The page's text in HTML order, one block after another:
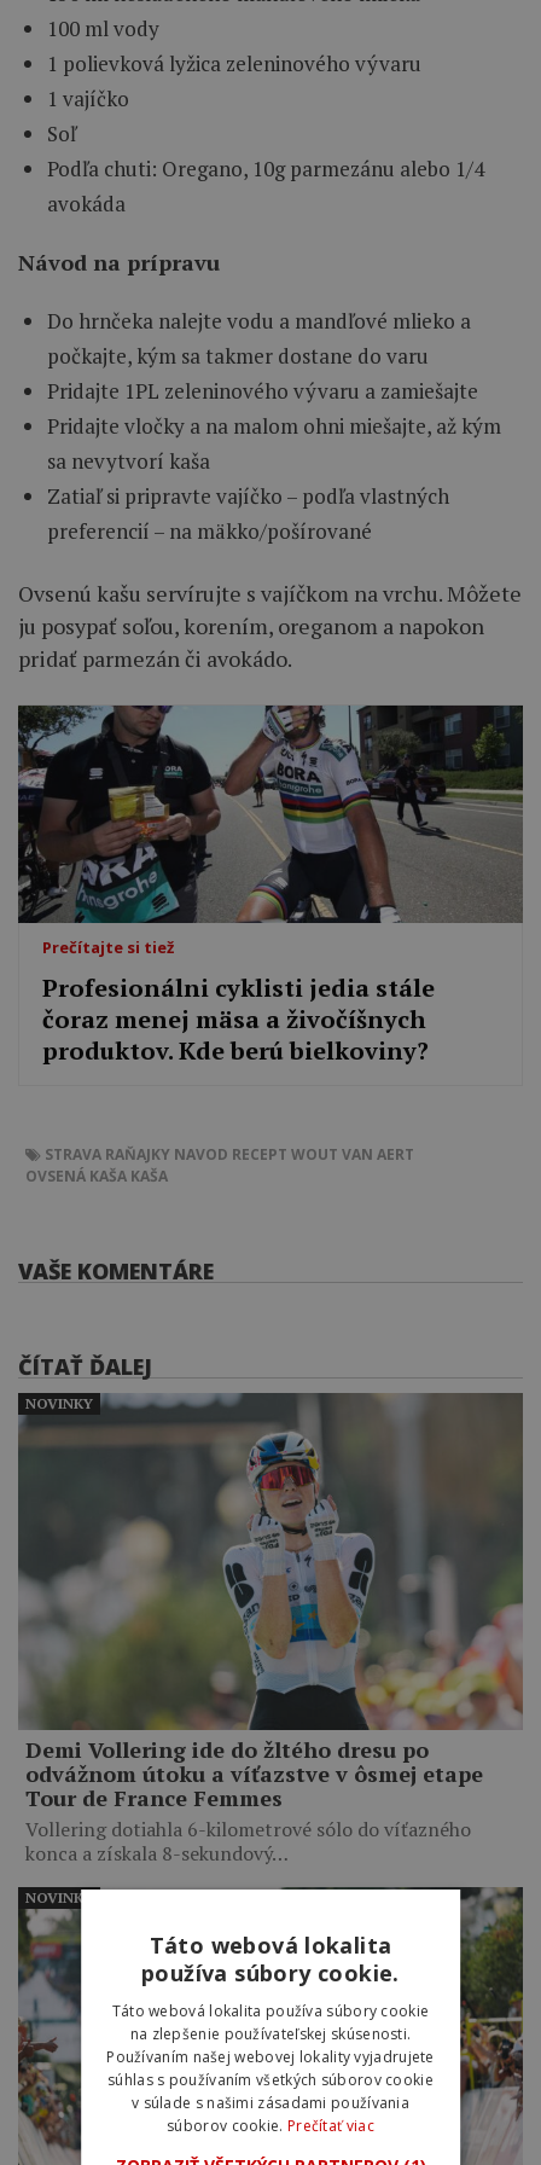
100 ml vody
1 polievková lyžica zeleninového vývaru
1 vajíčko
Soľ
Podľa chuti: Oregano, 10g parmezánu alebo 1/4
avokáda
Návod na prípravu
Do hrnčeka nalejte vodu a mandľové mlieko a
počkajte, kým sa takmer dostane do varu
Pridajte 1PL zeleninového vývaru a zamiešajte
Pridajte vločky a na malom ohni miešajte, až kým
sa nevytvorí kaša
Zatiaľ si pripravte vajíčko – podľa vlastných
preferencií – na mäkko/pošírované
Ovsenú kašu servírujte s vajíčkom na vrchu. Môžete
ju posypať soľou, korením, oreganom a napokon
pridať parmezán či avokádo.
Prečítajte si tiež
Profesionálni cyklisti jedia stále
čoraz menej mäsa a živočíšnych
produktov. Kde berú bielkoviny?
STRAVA RAŇAJKY NAVOD RECEPT WOUT VAN AERT
OVSENÁ KAŠA KAŠA
VAŠE KOMENTÁRE
ČÍTAŤ ĎALEJ
Demi Vollering ide do žltého dresu po
odvážnom útoku a víťazstve v ôsmej etape
Tour de France Femmes
Vollering dotiahla 6-kilometrové sólo do víťazného
konca a získala 8-sekundový…
NOVINKY
NOVINKY
Táto webová lokalita
používa súbory cookie.
Táto webová lokalita používa súbory cookie
na zlepšenie používateľskej skúsenosti.
Používaním našej webovej lokality vyjadrujete
súhlas s používaním všetkých súborov cookie
v súlade s našimi zásadami používania
súborov cookie. Prečítať viac